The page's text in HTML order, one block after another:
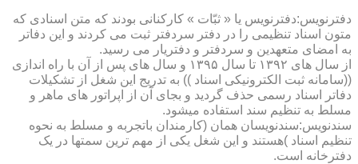
دفترنویس:دفترنویس یا « ثبّات » کارکنانی بودند که متن اسنادی که
متون اسناد تنظیمی را در دفتر سردفتر ثبت می کردند و این دفاتر
به امضای متعهدین و سردفتر و دفتریار می رسید.
از سال های ۱۳۹۲ تا سال ۱۳۹۵ و سال های پس از آن با راه اندازی
((سامانه ثبت الکترونیکی اسناد )) به تدریج این شغل از تشکیلات
دفاتر اسناد رسمی حذف گردید و بجای آن از اپراتور های ماهر و
مسلط به تنظیم سند استفاده میشود.
سندنویس:سندنویسان همان (کارمندان باتجربه و مسلط به نحوه
تنظیم اسناد )هستند و این شغل یکی از مهم ترین سمتها در یک
دفترخانه است.